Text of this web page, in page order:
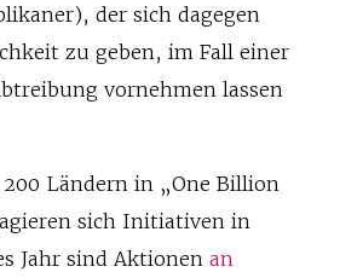
der sich dagegen
zu geben, im Fall einer
vornehmen lassen
Ländern in „One Billion
sich Initiativen in
Jahr sind Aktionenan